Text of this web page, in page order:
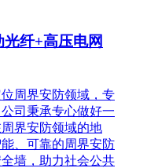
纤+高压电网
周界安防领域，专
司秉承专心做好一
界安防领域的地
、可靠的周界安防
墙，助力社会公共